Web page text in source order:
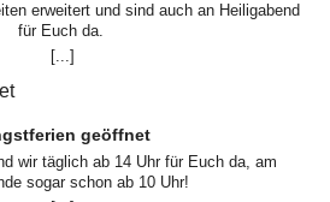
erweitert und sind auch an Heiligabend
für Euch da.
[...]
geöffnet
wir täglich ab 14 Uhr für Euch da, am
sogar schon ab 10 Uhr!